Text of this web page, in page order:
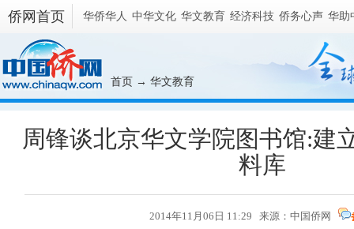
侨网首页 华侨华人 中华文化 华文教育 经济科技 侨务心声 华助
首页 → 华文教育
周锋谈北京华文学院图书馆:建
料库
2014年11月06日 11:29 来源： 中国侨网